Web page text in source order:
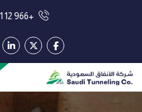
+966 12 261 1125